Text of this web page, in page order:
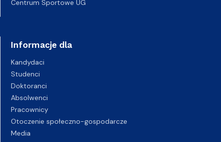
Centrum Sportowe UG
Informacje dla
Kandydaci
Studenci
Doktoranci
Absolwenci
Pracownicy
Otoczenie społeczno-gospodarcze
Media